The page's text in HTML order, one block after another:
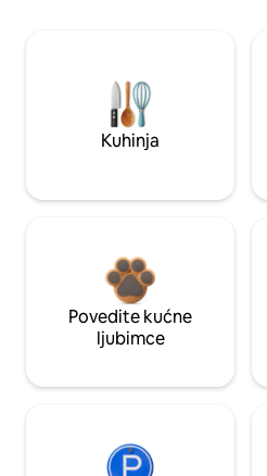
Kuhinja
Povedite kućne
ljubimce